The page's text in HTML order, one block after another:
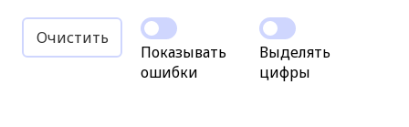
Очистить
Показывать
ошибки
Выделять
цифры